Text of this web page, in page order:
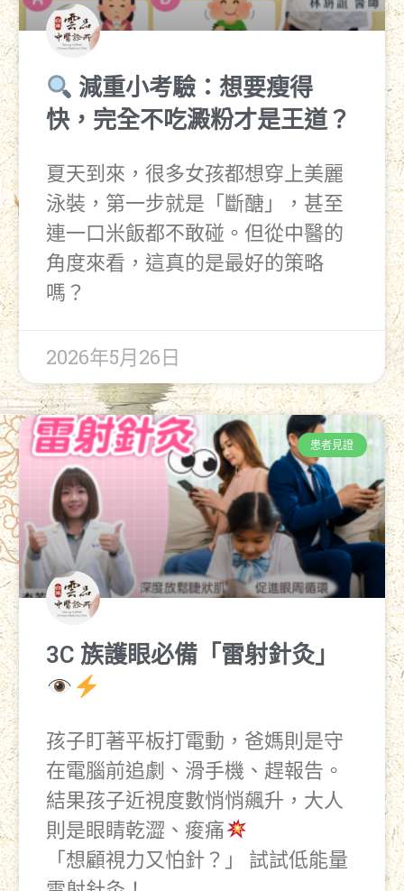
減重小考驗：想要瘦得
快，完全不吃澱粉才是王道？
夏天到來，很多女孩都想穿上美麗
泳裝，第一步就是「斷醣」，甚至
連一口米飯都不敢碰。但從中醫的
角度來看，這真的是最好的策略
嗎？
2026年5月26日
患者見證
3C 族護眼必備「雷射針灸」
孩子盯著平板打電動，爸媽則是守
在電腦前追劇、滑手機、趕報告。
結果孩子近視度數悄悄飆升，大人
則是眼睛乾澀、痠痛
「想顧視力又怕針？」 試試低能量